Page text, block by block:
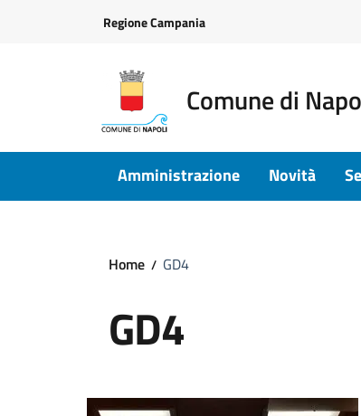
Regione Campania
Comune di
Amministrazione Novità
Home GD4
GD4